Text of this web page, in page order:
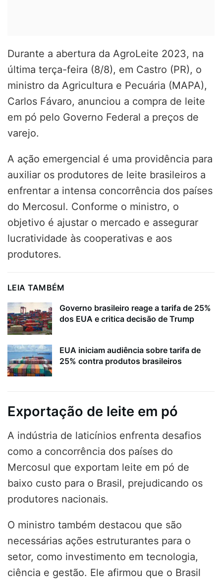
Durante a abertura da AgroLeite 2023, na
última terça-feira (8/8), em Castro (PR), o
ministro da Agricultura e Pecuária (MAPA),
Carlos Fávaro, anunciou a compra de leite
em pó pelo Governo Federal a preços de
varejo.
A ação emergencial é uma providência para
auxiliar os produtores de leite brasileiros a
enfrentar a intensa concorrência dos países
do Mercosul. Conforme o ministro, o
objetivo é ajustar o mercado e assegurar
lucratividade às cooperativas e aos
produtores.
LEIA TAMBÉM
Governo brasileiro reage a tarifa de 25%
dos EUA e critica decisão de Trump
EUA iniciam audiência sobre tarifa de
25% contra produtos brasileiros
Exportação de leite em pó
A indústria de laticínios enfrenta desafios
como a concorrência dos países do
Mercosul que exportam leite em pó de
baixo custo para o Brasil, prejudicando os
produtores nacionais.
O ministro também destacou que são
necessárias ações estruturantes para o
setor, como investimento em tecnologia,
ciência e gestão. Ele afirmou que o Brasil